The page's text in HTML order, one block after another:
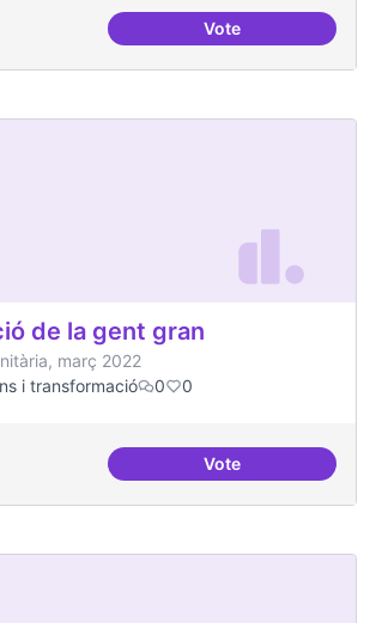
VoteSoledat i aïllament
de la gent gran
març 2022
i transformació
0 0
VoteSocialització de la